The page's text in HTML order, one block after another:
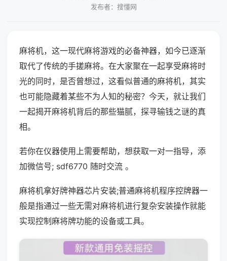
发布者：搜懂网
麻将机，这一现代麻将游戏的必备神器，如今已逐渐
取代了传统的手搓麻将。在大家聚在一起享受麻将时
光的同时，是否曾想过，这看似普通的麻将机，其实
也可能隐藏着某些不为人知的秘密？今天，就让我们
一起揭开麻将机背后的那些猫腻，探寻输钱之谜的真
相。
若你在仪器使用上需要帮助，想获取一对一指导，添
加微信号; sdf6770 随时交流 。
麻将机拿好牌神器芯片安装;普通麻将机程序控牌器一
般是指通过一些无需对麻将机进行复杂安装操作就能
实现控制麻将牌功能的设备或工具。